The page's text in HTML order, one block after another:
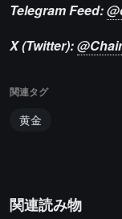
Telegram Feed:
X (Twitter):
関連タグ
黄金
関連読み物